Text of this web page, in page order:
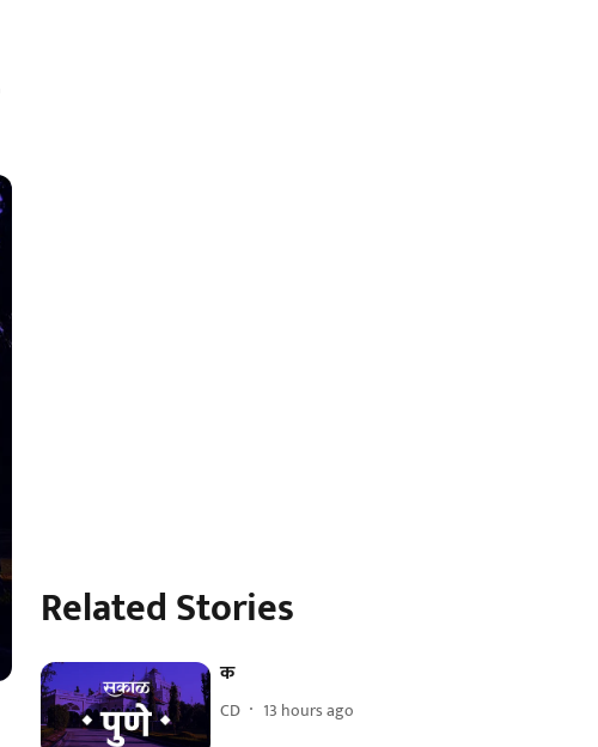
Related Stories
क
CD 13 hours ago